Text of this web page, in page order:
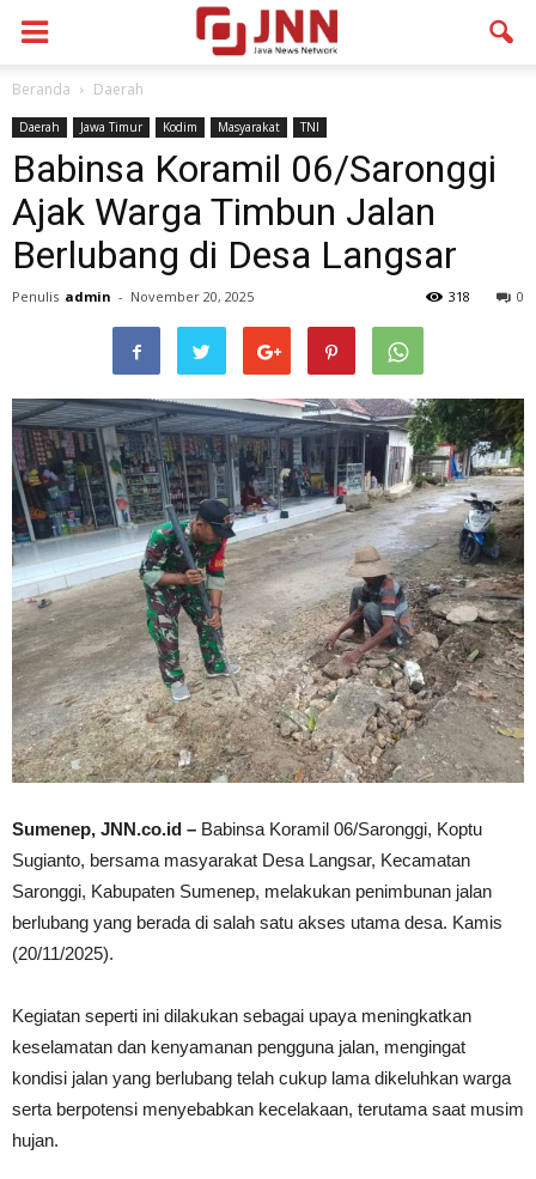
Beranda Daerah
Daerah Jawa Timur Kodim Masyarakat TNI
Babinsa Koramil 06/Saronggi
Ajak Warga Timbun Jalan
Berlubang di Desa Langsar
Penulis admin - November 20, 2025 0
318
Sumenep, JNN.co.id – Babinsa Koramil 06/Saronggi, Koptu
Sugianto, bersama masyarakat Desa Langsar, Kecamatan
Saronggi, Kabupaten Sumenep, melakukan penimbunan jalan
berlubang yang berada di salah satu akses utama desa. Kamis
(20/11/2025).
Kegiatan seperti ini dilakukan sebagai upaya meningkatkan
keselamatan dan kenyamanan pengguna jalan, mengingat
kondisi jalan yang berlubang telah cukup lama dikeluhkan warga
serta berpotensi menyebabkan kecelakaan, terutama saat musim
hujan.